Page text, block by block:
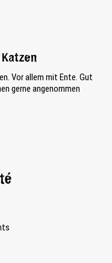
Vor allem mit Ente. Gut
gerne angenommen